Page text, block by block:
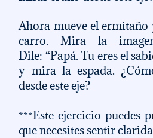
Ahora mueve el
carro. Mira la
Dile: “Papá. Tu eres el
y mira la espada.
desde este eje?
***Este ejercicio puedes
que necesites sentir